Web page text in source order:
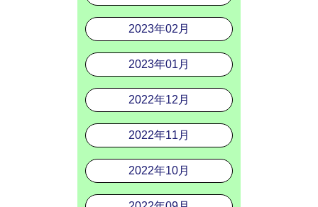
2023年02月
2023年01月
2022年12月
2022年11月
2022年10月